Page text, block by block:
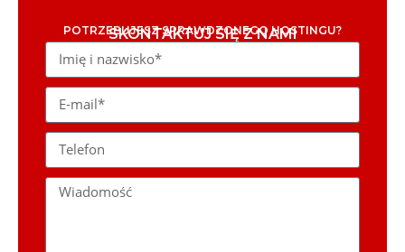
POTRZEBUJESZ SPRAWDZONEGO HOSTINGU?
SKONTAKTUJ SIĘ Z NAMI